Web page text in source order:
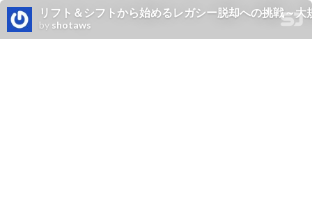
リフト＆シフトから始めるレガシー脱却への挑戦～
by shotaws